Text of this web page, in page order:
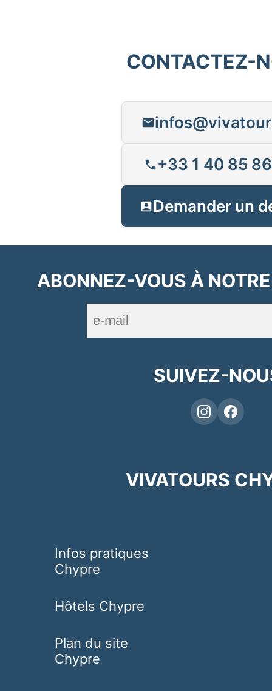
CONTACTEZ-
+33 1 40 85
Demander un
ABONNEZ-VOUS À
SUIVEZ-
VIVATOURS
Infos pratiques
Chypre
Hôtels Chypre
Plan du site
Chypre